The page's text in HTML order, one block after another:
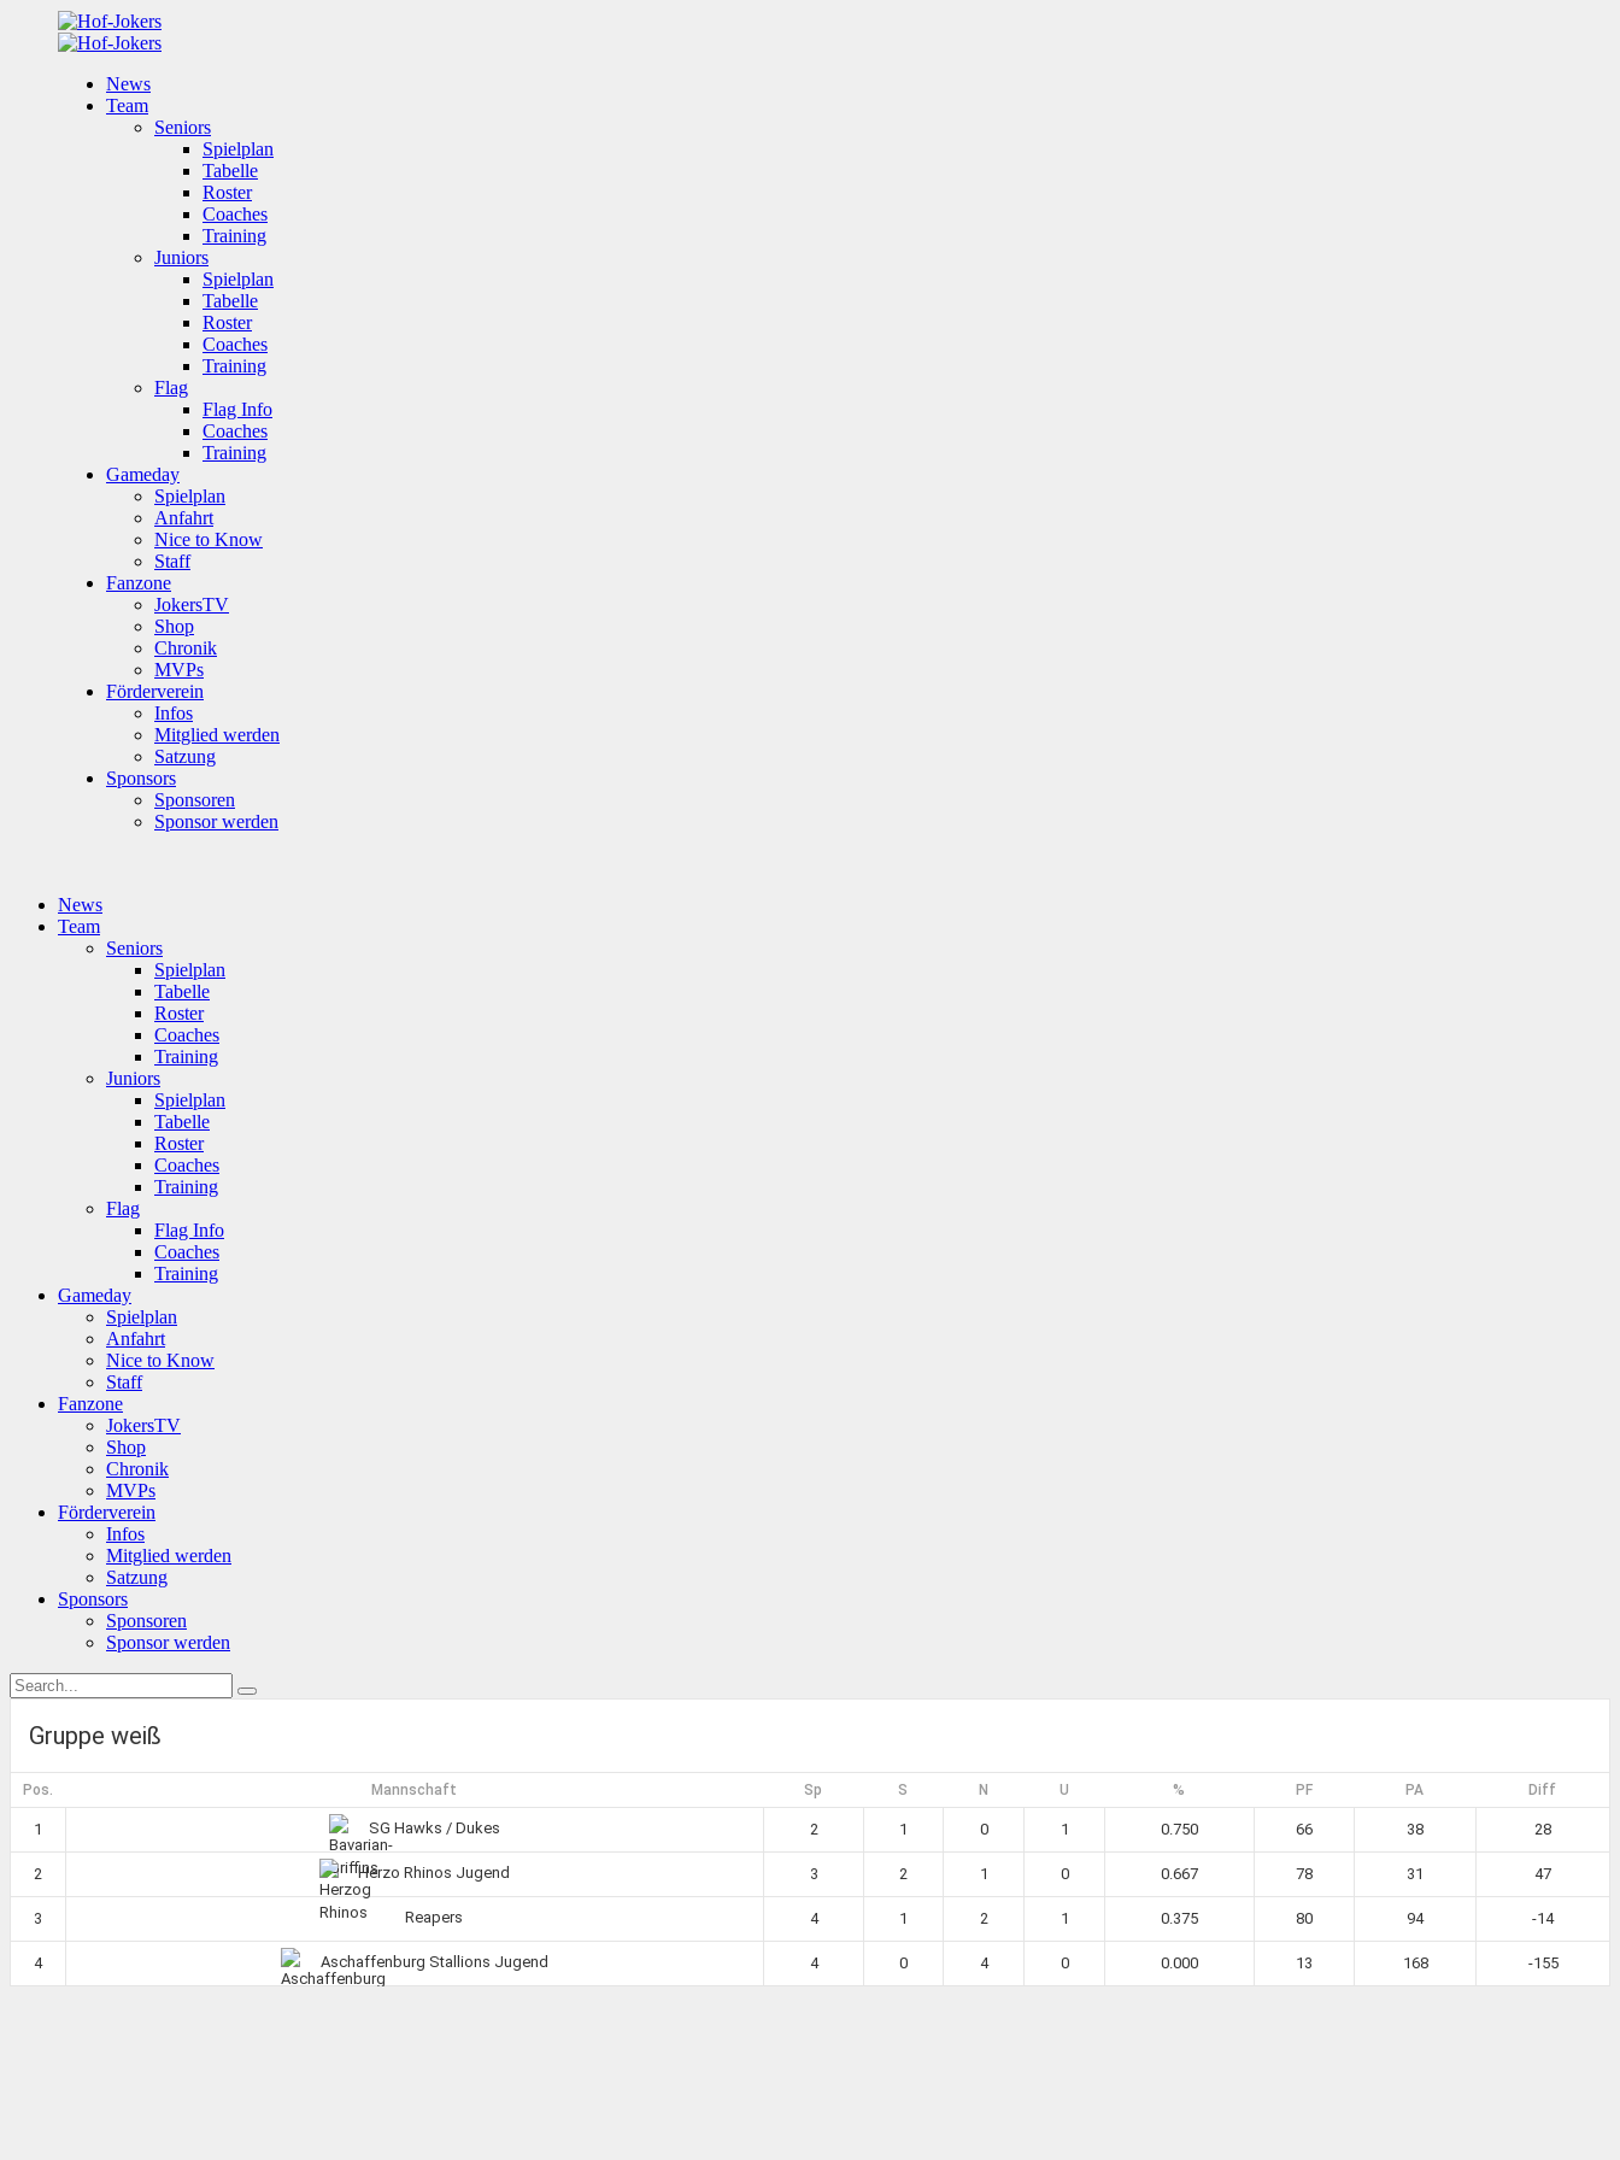
News
Team
Seniors
Spielplan
Tabelle
Roster
Coaches
Training
Juniors
Spielplan
Tabelle
Roster
Coaches
Training
Flag
Flag Info
Coaches
Training
Gameday
Spielplan
Anfahrt
Nice to Know
Staff
Fanzone
JokersTV
Shop
Chronik
MVPs
Förderverein
Infos
Mitglied werden
Satzung
Sponsors
Sponsoren
Sponsor werden
News
Team
Seniors
Spielplan
Tabelle
Roster
Coaches
Training
Juniors
Spielplan
Tabelle
Roster
Coaches
Training
Flag
Flag Info
Coaches
Training
Gameday
Spielplan
Anfahrt
Nice to Know
Staff
Fanzone
JokersTV
Shop
Chronik
MVPs
Förderverein
Infos
Mitglied werden
Satzung
Sponsors
Sponsoren
Sponsor werden
Gruppe weiß
Pos. Mannschaft Sp S N U % PF PA Diff
1 SG Hawks / Dukes 2 1 0 1 0.750 66 38 28
2 Herzo Rhinos Jugend 3 2 1 0 0.667 78 31 47
3 Reapers 4 1 2 1 0.375 80 94 -14
4 Aschaffenburg Stallions Jugend 4 0 4 0 0.000 13 168 -155